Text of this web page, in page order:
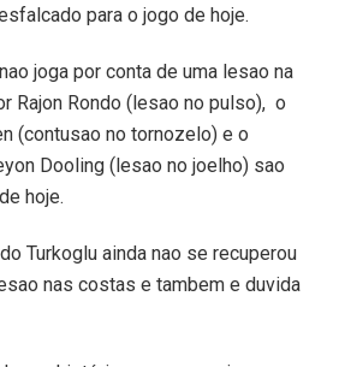
para o jogo de hoje.
joga por conta de uma lesao na
Rajon Rondo (lesao no pulso), o
(contusao no tornozelo) e o
Dooling (lesao no joelho) sao
hoje.
Turkoglu ainda nao se recuperou
nas costas e tambem e duvida